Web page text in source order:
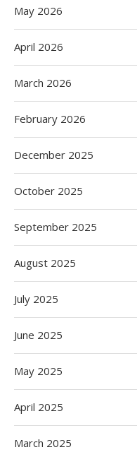
May 2026
April 2026
March 2026
February 2026
December 2025
October 2025
September 2025
August 2025
July 2025
June 2025
May 2025
April 2025
March 2025